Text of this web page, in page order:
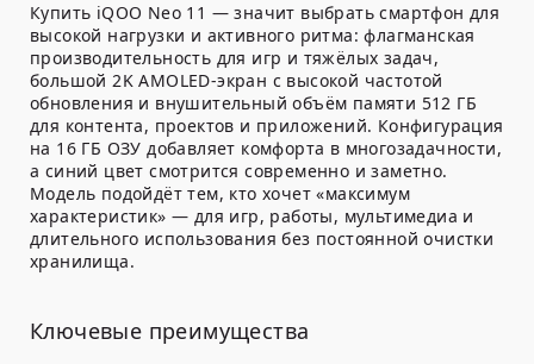
Купить iQOO Neo 11 — значит выбрать смартфон для
высокой нагрузки и активного ритма: флагманская
производительность для игр и тяжёлых задач,
большой 2K AMOLED-экран с высокой частотой
обновления и внушительный объём памяти 512 ГБ
для контента, проектов и приложений. Конфигурация
на 16 ГБ ОЗУ добавляет комфорта в многозадачности,
а синий цвет смотрится современно и заметно.
Модель подойдёт тем, кто хочет «максимум
характеристик» — для игр, работы, мультимедиа и
длительного использования без постоянной очистки
хранилища.
Ключевые преимущества